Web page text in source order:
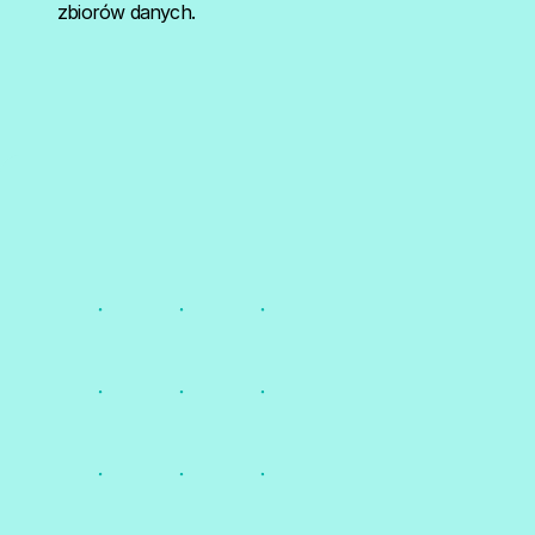
zbiorów danych.